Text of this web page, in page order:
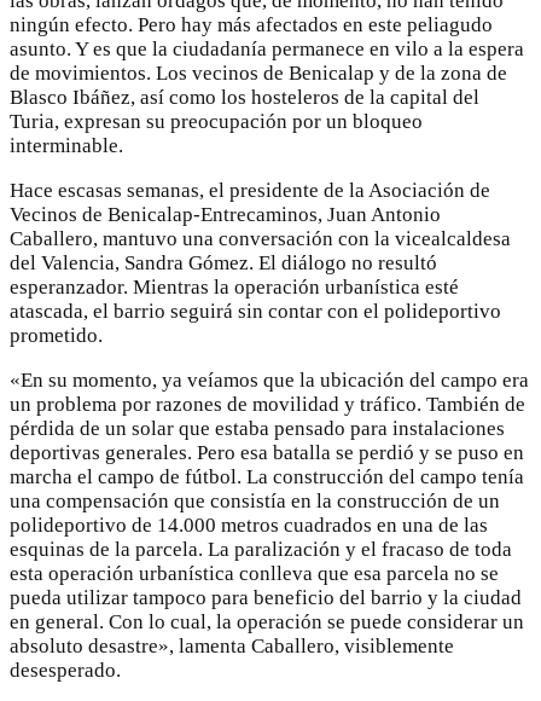
ningún efecto. Pero hay más afectados en este peliagudo
asunto. Y es que la ciudadanía permanece en vilo a la espera
de movimientos. Los vecinos de Benicalap y de la zona de
Blasco Ibáñez, así como los hosteleros de la capital del
Turia, expresan su preocupación por un bloqueo
interminable.
Hace escasas semanas, el presidente de la Asociación de
Vecinos de Benicalap-Entrecaminos, Juan Antonio
Caballero, mantuvo una conversación con la vicealcaldesa
del Valencia, Sandra Gómez. El diálogo no resultó
esperanzador. Mientras la operación urbanística esté
atascada, el barrio seguirá sin contar con el polideportivo
prometido.
«En su momento, ya veíamos que la ubicación del campo era
un problema por razones de movilidad y tráfico. También de
pérdida de un solar que estaba pensado para instalaciones
deportivas generales. Pero esa batalla se perdió y se puso en
marcha el campo de fútbol. La construcción del campo tenía
una compensación que consistía en la construcción de un
polideportivo de 14.000 metros cuadrados en una de las
esquinas de la parcela. La paralización y el fracaso de toda
esta operación urbanística conlleva que esa parcela no se
pueda utilizar tampoco para beneficio del barrio y la ciudad
en general. Con lo cual, la operación se puede considerar un
absoluto desastre», lamenta Caballero, visiblemente
desesperado.